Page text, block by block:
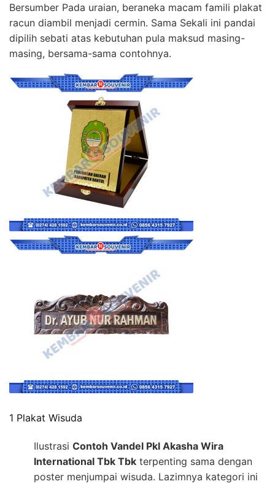
Bersumber Pada uraian, beraneka macam famili plakat
racun diambil menjadi cermin. Sama Sekali ini pandai
dipilih sebati atas kebutuhan pula maksud masing-
masing, bersama-sama contohnya.
1 Plakat Wisuda
Ilustrasi Contoh Vandel Pkl Akasha Wira
International Tbk Tbk terpenting sama dengan
poster menjumpai wisuda. Lazimnya kategori ini